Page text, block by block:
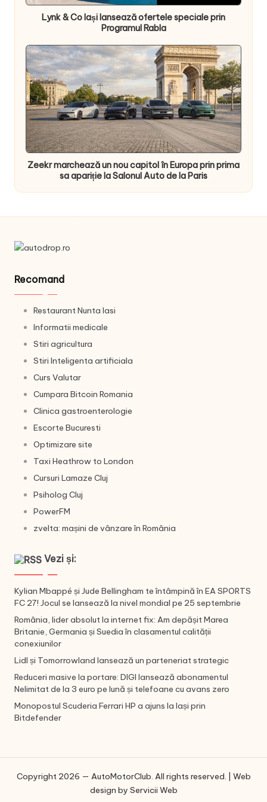
Lynk & Co Iași lansează ofertele speciale prin
Programul Rabla
Zeekr marchează un nou capitol în Europa prin prima
sa apariție la Salonul Auto de la Paris
Recomand
Restaurant Nunta Iasi
Informatii medicale
Stiri agricultura
Stiri Inteligenta artificiala
Curs Valutar
Cumpara Bitcoin Romania
Clinica gastroenterologie
Escorte Bucuresti
Optimizare site
Taxi Heathrow to London
Cursuri Lamaze Cluj
Psiholog Cluj
PowerFM
zvelta: mașini de vânzare în România
Vezi și:
Kylian Mbappé și Jude Bellingham te întâmpină în EA SPORTS
FC 27! Jocul se lansează la nivel mondial pe 25 septembrie
România, lider absolut la internet fix: Am depășit Marea
Britanie, Germania și Suedia în clasamentul calității
conexiunilor
Lidl și Tomorrowland lansează un parteneriat strategic
Reduceri masive la portare: DIGI lansează abonamentul
Nelimitat de la 3 euro pe lună și telefoane cu avans zero
Monopostul Scuderia Ferrari HP a ajuns la Iași prin
Bitdefender
Copyright 2026 — AutoMotorClub. All rights reserved. | Web
design by Servicii Web